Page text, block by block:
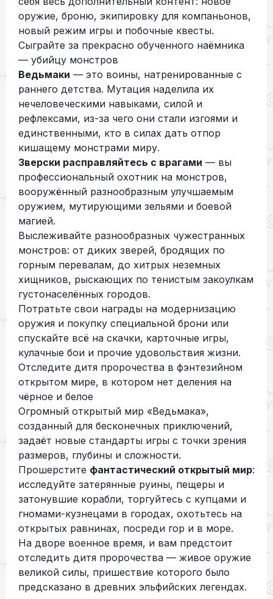
оружие, броню, экипировку для компаньонов,
новый режим игры и побочные квесты.
Сыграйте за прекрасно обученного наёмника
— убийцу монстров
Ведьмаки — это воины, натренированные с
раннего детства. Мутация наделила их
нечеловеческими навыками, силой и
рефлексами, из-за чего они стали изгоями и
единственными, кто в силах дать отпор
кишащему монстрами миру.
Зверски расправляйтесь с врагами — вы
профессиональный охотник на монстров,
вооружённый разнообразным улучшаемым
оружием, мутирующими зельями и боевой
магией.
Выслеживайте разнообразных чужестранных
монстров: от диких зверей, бродящих по
горным перевалам, до хитрых неземных
хищников, рыскающих по тенистым закоулкам
густонаселённых городов.
Потратьте свои награды на модернизацию
оружия и покупку специальной брони или
спускайте всё на скачки, карточные игры,
кулачные бои и прочие удовольствия жизни.
Отследите дитя пророчества в фэнтезийном
открытом мире, в котором нет деления на
чёрное и белое
Огромный открытый мир «Ведьмака»,
созданный для бесконечных приключений,
задаёт новые стандарты игры с точки зрения
размеров, глубины и сложности.
Прошерстите фантастический открытый мир:
исследуйте затерянные руины, пещеры и
затонувшие корабли, торгуйтесь с купцами и
гномами-кузнецами в городах, охотьтесь на
открытых равнинах, посреди гор и в море.
На дворе военное время, и вам предстоит
отследить дитя пророчества — живое оружие
великой силы, пришествие которого было
предсказано в древних эльфийских легендах.